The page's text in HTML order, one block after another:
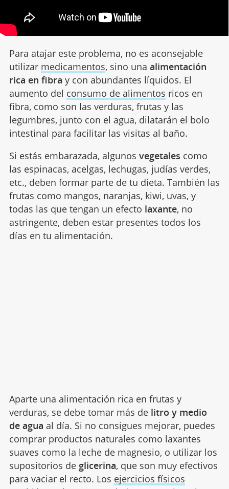
Para atajar este problema, no es aconsejable
utilizar medicamentos, sino una alimentación
rica en fibra y con abundantes líquidos. El
aumento del consumo de alimentos ricos en
fibra, como son las verduras, frutas y las
legumbres, junto con el agua, dilatarán el bolo
intestinal para facilitar las visitas al baño.
Si estás embarazada, algunos vegetales como
las espinacas, acelgas, lechugas, judías verdes,
etc., deben formar parte de tu dieta. También las
frutas como mangos, naranjas, kiwi, uvas, y
todas las que tengan un efecto laxante, no
astringente, deben estar presentes todos los
días en tu alimentación.
Aparte una alimentación rica en frutas y
verduras, se debe tomar más delitro y medio
de agua al día. Si no consigues mejorar, puedes
comprar productos naturales como laxantes
suaves como la leche de magnesio, o utilizar los
supositorios de glicerina, que son muy efectivos
para vaciar el recto. Los ejercicios físicos